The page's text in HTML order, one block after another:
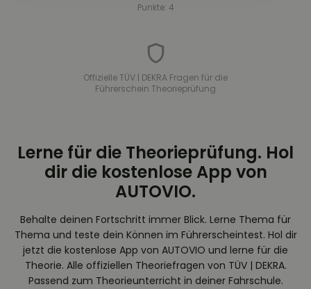
Punkte: 4
Offizielle TÜV | DEKRA Fragen für die
Führerschein Theorieprüfung
Lerne für die Theorieprüfung. Hol
dir die kostenlose App von
AUTOVIO.
Behalte deinen Fortschritt immer Blick. Lerne Thema für
Thema und teste dein Können im Führerscheintest. Hol dir
jetzt die kostenlose App von AUTOVIO und lerne für die
Theorie. Alle offiziellen Theoriefragen von TÜV | DEKRA.
Passend zum Theorieunterricht in deiner Fahrschule.